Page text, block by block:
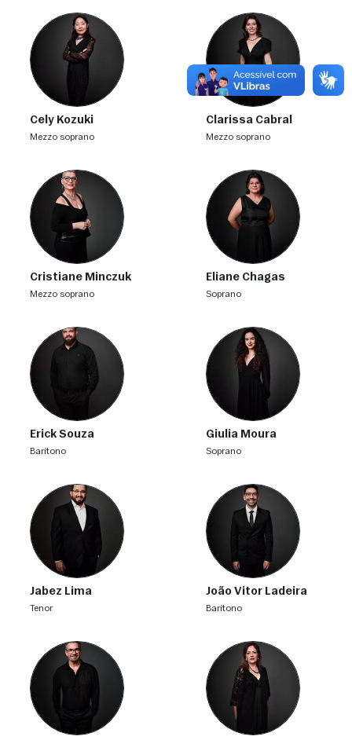
Cely Kozuki
mezzo soprano
Clarissa Cabral
mezzo soprano
Cristiane Minczuk
mezzo soprano
Eliane Chagas
soprano
Erick Souza
barítono
Giulia Moura
soprano
Jabez Lima
tenor
João Vitor Ladeira
barítono